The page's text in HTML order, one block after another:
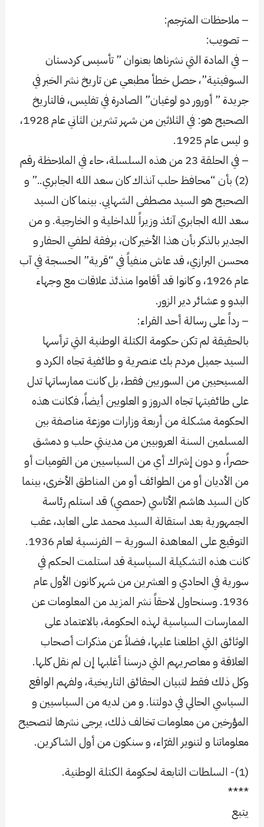
– ملاحظات المترجم:
– تصويب:
– في المادة التي نشرناها بعنوان ” تأسيس كردستان
السوفيتية”، حصل خطأ مطبعي عن تاريخ نشر الخبر في
جريدة ” أورور دو لوغيان” الصادرة في تفليس، فالتاريخ
الصحيح هو: في الثلاثين من شهر تشرين الثاني عام 1928،
و ليس عام 1925.
– في الحلقة 23 من هذه السلسلة، حاء في الملاحظة رقم
(2) بأن “محافظ حلب آنذاك كان سعد الله الجابري..” و
الصحيح هو السيد مصطفى الشهابي. بينما كان السيد
سعد الله الجابري آنئذ وزيراً للداخلية و الخارجية. و من
الجدير بالذكر بأن هذا الأخير كان، برفقة لطفي الحفار و
محسن البرازي، قد عاش منفياً في “قرية” الحسجة في آب
عام 1926، و كانوا قد أقاموا منذئذ علاقات مع وجهاء
البدو و عشائر دير الزور.
– رداً على رسالة أحد القراء:
بالحقيقة لم تكن حكومة الكتلة الوطنية التي ترأسها
السيد جميل مردم بك عنصرية و طائفية تجاه الكرد و
المسيحيين من السوريين فقط، بل كانت ممارساتها تدل
على طائفيتها تجاه الدروز و العلويين أيضاً، فكانت هذه
الحكومة مشكلة من أربعة وزارات موزعة مناصفة بين
المسلمين السنة العروبيين من مدينتي حلب و دمشق
حصراً، و دون إشراك أي من السياسيين من القوميات أو
من الأديان أو من الطوائف أو من المناطق الأخرى، بينما
كان السيد هاشم الأتاسي (حمصي) قد استلم رئاسة
الجمهورية بعد استقالة السيد محمد على العابد، عقب
التوقيع على المعاهدة السورية – الفرنسية لعام 1936.
كانت هذه التشكيلة السياسية قد استلمت الحكم في
سورية في الحادي و العشرين من شهر كانون الأول عام
1936. وسنحاول لاحقاً نشر المزيد من المعلومات عن
الممارسات السياسية لهذه الحكومة، بالاعتماد على
الوثائق التي اطلعنا عليها، فضلاً عن مذكرات أصحاب
العلاقة و معاصريهم التي درسنا أغلبها إن لم نقل كلها.
وكل ذلك فقط لتبيان الحقائق التاريخية، ولفهم الواقع
السياسي الحالي في دولتنا. و من لديه من السياسيين و
المؤرخين من معلومات تخالف ذلك، يرجى نشرها لتصحيح
معلوماتنا و لتنوير القرّاء، و سنكون من أول الشاكرين.
(1)- السلطات التابعة لحكومة الكتلة الوطنية.
****
يتبع